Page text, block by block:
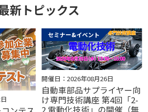
新トピックス
セミナー&イベント
開催日：2026年08月26日
自動車部品サプライヤー向
け専門技術講座 第4回「2-
2 電動化技術」の開催（無